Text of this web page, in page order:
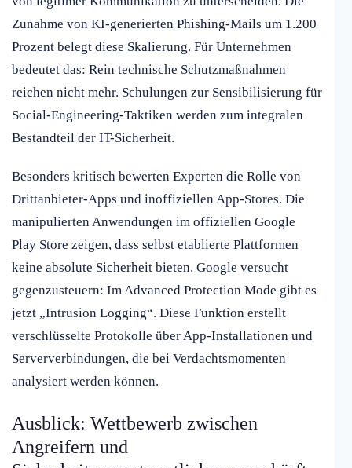
Zunahme von KI-generierten Phishing-Mails um 1.200
Prozent belegt diese Skalierung. Für Unternehmen
bedeutet das: Rein technische Schutzmaßnahmen
reichen nicht mehr. Schulungen zur Sensibilisierung für
Social-Engineering-Taktiken werden zum integralen
Bestandteil der IT-Sicherheit.
Besonders kritisch bewerten Experten die Rolle von
Drittanbieter-Apps und inoffiziellen App-Stores. Die
manipulierten Anwendungen im offiziellen Google
Play Store zeigen, dass selbst etablierte Plattformen
keine absolute Sicherheit bieten. Google versucht
gegenzusteuern: Im Advanced Protection Mode gibt es
jetzt „Intrusion Logging“. Diese Funktion erstellt
verschlüsselte Protokolle über App-Installationen und
Serververbindungen, die bei Verdachtsmomenten
analysiert werden können.
Ausblick: Wettbewerb zwischen
Angreifern und